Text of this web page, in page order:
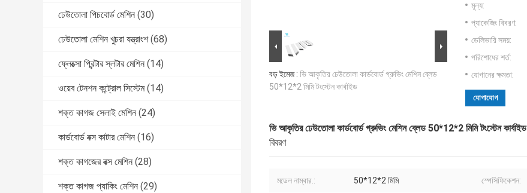
ঢেউতোলা পিচবোর্ড মেশিন (30)
ঢেউতোলা মেশিন খুচরা যন্ত্রাংশ (68)
ফ্লেক্সো প্রিন্টার স্লটার মেশিন (14)
ওয়েব টেনশন কন্ট্রোল সিস্টেম (14)
শক্ত কাগজ সেলাই মেশিন (24)
কার্ডবোর্ড বক্স কাটার মেশিন (16)
শক্ত কাগজের বক্স মেশিন (28)
শক্ত কাগজ প্যাকিং মেশিন (29)
বড় ইমেজ : ভি আকৃতির ঢেউতোলা কার্ডবোর্ড গ্রুভিং মেশিন ব্লেড
50*12*2 মিমি টংস্টেন কার্বাইড
মূল্য:
প্যাকেজিং বিবরণ:
ডেলিভারি সময়:
পরিশোধের শর্ত:
যোগানের ক্ষমতা:
যোগাযোগ
ভি আকৃতির ঢেউতোলা কার্ডবোর্ড গ্রুভিং মেশিন ব্লেড 50*12*2 মিমি টংস্টেন কার্বাইড
বিবরণ
মডেল নাম্বার.: 50*12*2 মিমি স্পেসিফিকেশন: